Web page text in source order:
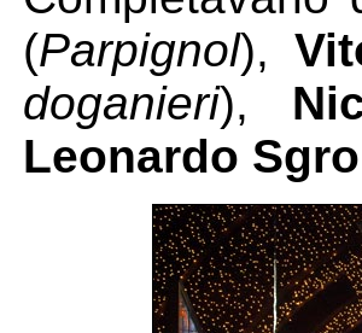
(Parpignol),
doganieri),
Leonardo